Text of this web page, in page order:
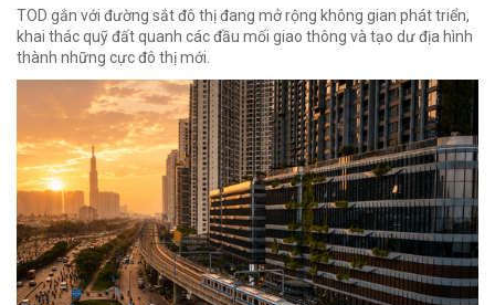
TOD gắn với đường sắt đô thị đang mở rộng không gian phát triển,
khai thác quỹ đất quanh các đầu mối giao thông và tạo dư địa hình
thành những cực đô thị mới.